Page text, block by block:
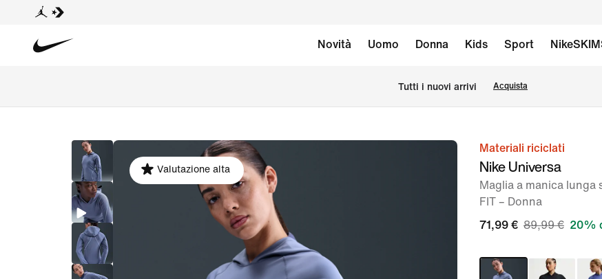
Novità Uomo Donna Kids Sport
Tutti i nuovi arrivi Acquista
immagine
Valutazione alta
Materiali riciclati
Nike Universa
Maglia a manica
FIT – Donna
71,99 € 89,99 € 20%